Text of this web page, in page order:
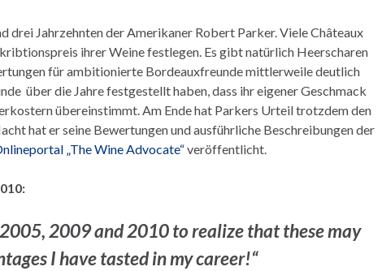
drei Jahrzehnten der Amerikaner Robert Parker. Viele Châteaux
ihrer Weine festlegen. Es gibt natürlich Heerscharen
für ambitionierte Bordeauxfreunde mittlerweile deutlich
über die Jahre festgestellt haben, dass ihr eigener Geschmack
übereinstimmt. Am Ende hat Parkers Urteil trotzdem den
hat er seine Bewertungen und ausführliche Beschreibungen der
„The Wine Advocate“veröffentlicht.
2009 and 2010 to realize that these may
I have tasted in my career!“